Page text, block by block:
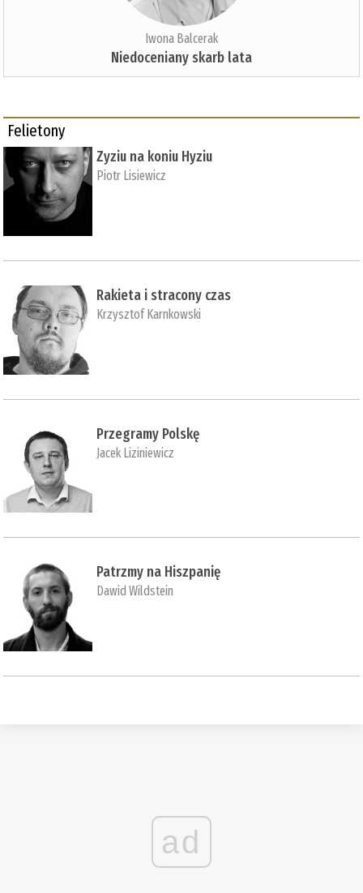
Iwona Balcerak
Niedoceniany skarb lata
Felietony
Zyziu na koniu Hyziu
Piotr Lisiewicz
Rakieta i stracony czas
Krzysztof Karnkowski
Przegramy Polskę
Jacek Liziniewicz
Patrzmy na Hiszpanię
Dawid Wildstein
ad